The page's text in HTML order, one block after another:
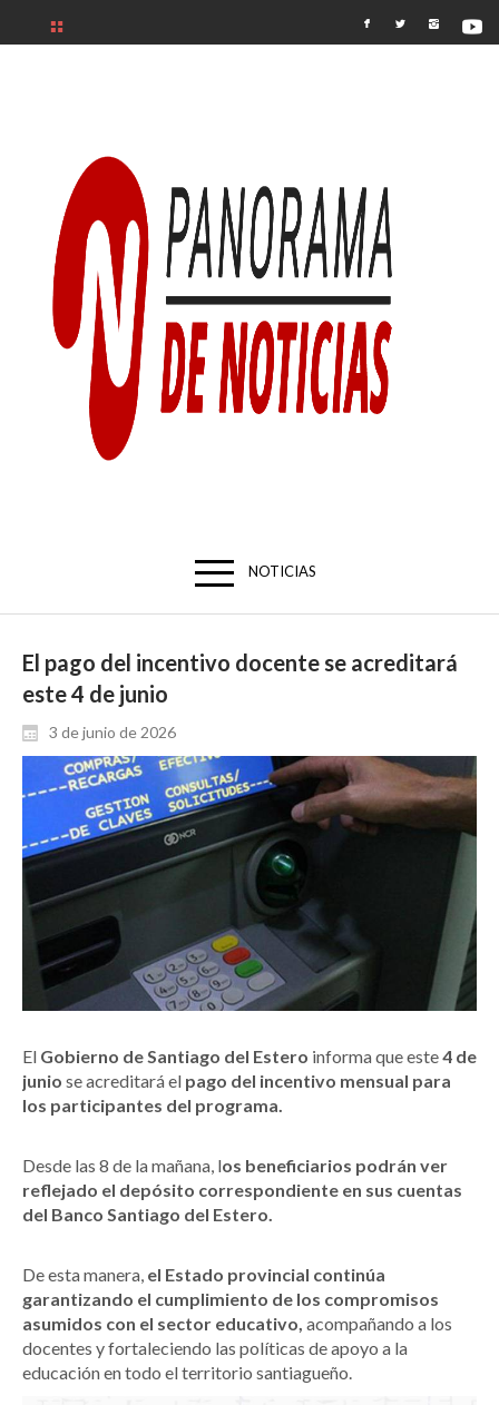
NOTICIAS
El pago del incentivo docente se acreditará
este 4 de junio
3 de junio de 2026
El Gobierno de Santiago del Estero informa que este4 de
junio se acreditará el pago del incentivo mensual para
los participantes del programa.
Desde las 8 de la mañana, los beneficiarios podrán ver
reflejado el depósito correspondiente en sus cuentas
del Banco Santiago del Estero.
De esta manera, el Estado provincial continúa
garantizando el cumplimiento de los compromisos
asumidos con el sector educativo, acompañando a los
docentes y fortaleciendo las políticas de apoyo a la
educación en todo el territorio santiagueño.